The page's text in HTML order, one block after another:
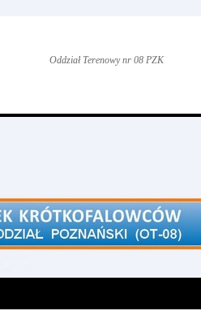
Oddział Terenowy nr 08 PZK